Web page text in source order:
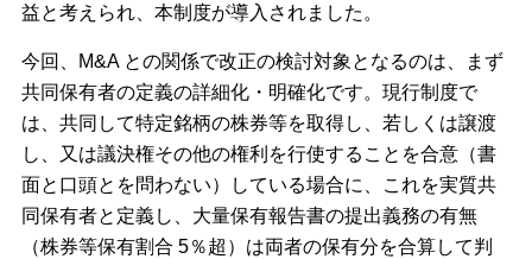
益と考えられ、本制度が導入されました。
今回、M&A との関係で改正の検討対象となるのは、まず
共同保有者の定義の詳細化・明確化です。現行制度で
は、共同して特定銘柄の株券等を取得し、若しくは譲渡
し、又は議決権その他の権利を行使することを合意（書
面と口頭とを問わない）している場合に、これを実質共
同保有者と定義し、大量保有報告書の提出義務の有無
（株券等保有割合 5％超）は両者の保有分を合算して判